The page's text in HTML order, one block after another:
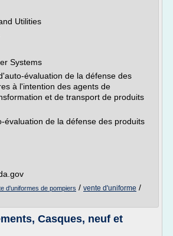
Utilities
Systems
évaluation de la défense des
à l'intention des agents de
et de transport de produits
évaluation de la défense des produits
d'uniformes de pompiers / vente d'uniforme /
Casques, neuf et